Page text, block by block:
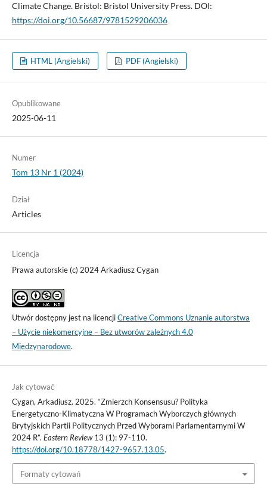
Climate Change. Bristol: Bristol University Press. DOI:
https://doi.org/10.56687/9781529206036
HTML (Angielski) PDF (Angielski)
Opublikowane
2025-06-11
Numer
Tom 13 Nr 1 (2024)
Dział
Articles
Licencja
Prawa autorskie (c) 2024 Arkadiusz Cygan
Utwór dostępny jest na licencjiCreative Commons Uznanie autorstwa
– Użycie niekomercyjne – Bez utworów zależnych 4.0
Międzynarodowe.
Jak cytować
Cygan, Arkadiusz. 2025. “Zmierzch Konsensusu? Polityka
Energetyczno-Klimatyczna W Programach Wyborczych głównych
Brytyjskich Partii Politycznych Przed Wyborami Parlamentarnymi W
2024 R”. Eastern Review13 (1): 97-110.
https://doi.org/10.18778/1427-9657.13.05.
Formaty cytowań